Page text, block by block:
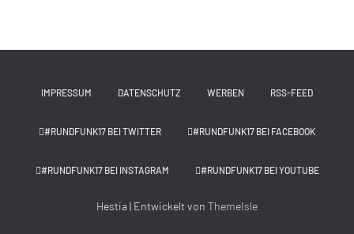
IMPRESSUM DATENSCHUTZ WERBEN RSS-FEED
#RUNDFUNK17 BEI TWITTER #RUNDFUNK17 BEI FACEBOOK
#RUNDFUNK17 BEI INSTAGRAM #RUNDFUNK17 BEI YOUTUBE
Hestia | Entwickelt von ThemeIsle